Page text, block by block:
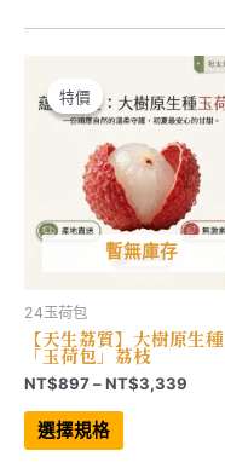
特價
暫無庫存
特價
24玉荷包
【天生荔質】大樹原生種
「玉荷包」荔枝
NT$897–NT$3,339
選擇規格
此
品